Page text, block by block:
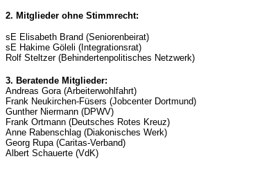
2. Mitglieder ohne Stimmrecht:
sE Elisabeth Brand (Seniorenbeirat)
sE Hakime Göleli (Integrationsrat)
Rolf Steltzer (Behindertenpolitisches Netzwerk)
3. Beratende Mitglieder:
Andreas Gora (Arbeiterwohlfahrt)
Frank Neukirchen-Füsers (Jobcenter Dortmund)
Gunther Niermann (DPWV)
Frank Ortmann (Deutsches Rotes Kreuz)
Anne Rabenschlag (Diakonisches Werk)
Georg Rupa (Caritas-Verband)
Albert Schauerte (VdK)